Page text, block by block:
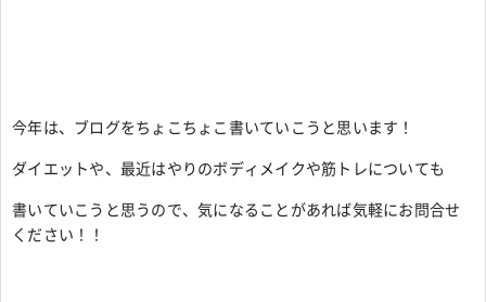
今年は、ブログをちょこちょこ書いていこうと思います！
ダイエットや、最近はやりのボディメイクや筋トレについても
書いていこうと思うので、気になることがあれば気軽にお問合せ
ください！！